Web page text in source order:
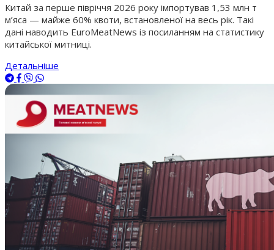
Китай за перше півріччя 2026 року імпортував 1,53 млн т
м’яса — майже 60% квоти, встановленої на весь рік. Такі
дані наводить EuroMeatNews із посиланням на статистику
китайської митниці.
Детальніше